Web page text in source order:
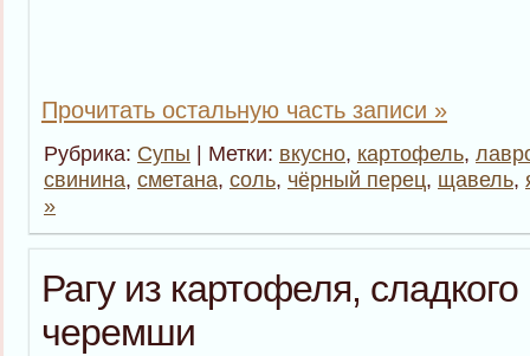
Прочитать остальную часть записи »
Рубрика: Супы | Метки: вкусно, картофель,
свинина, сметана, соль, чёрный перец, щавель,
»
Рагу из картофеля,
черемши